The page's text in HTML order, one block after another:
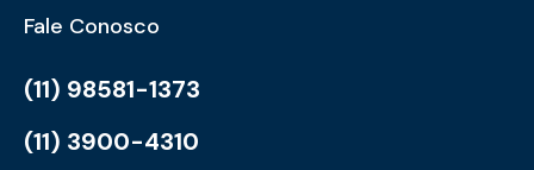
Fale Conosco
(11) 98581-1373
(11) 3900-4310